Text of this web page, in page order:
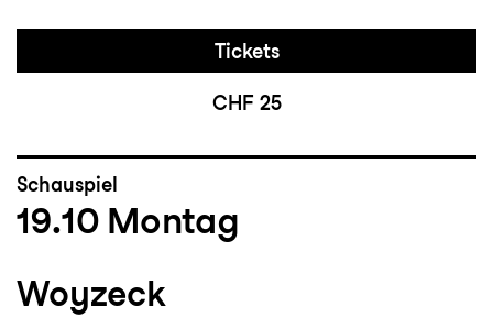
Tickets
CHF 25
Schauspiel
19.10 Montag
Woyzeck